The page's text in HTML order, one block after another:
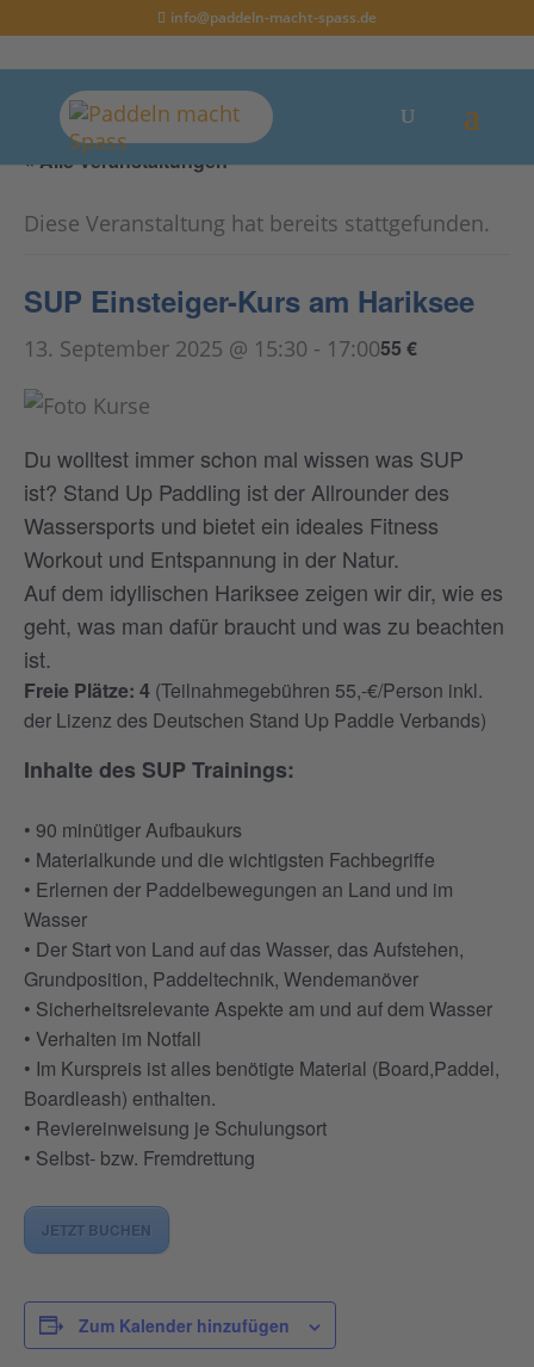
info@paddeln-macht-spass.de
« Alle Veranstaltungen
Diese Veranstaltung hat bereits stattgefunden.
SUP Einsteiger-Kurs am Hariksee
13. September 2025 @ 15:30 - 17:0055 €
Du wolltest immer schon mal wissen was SUP
ist? Stand Up Paddling ist der Allrounder des
Wassersports und bietet ein ideales Fitness
Workout und Entspannung in der Natur.
Auf dem idyllischen Hariksee zeigen wir dir, wie es
geht, was man dafür braucht und was zu beachten
ist.
Freie Plätze: 4 (Teilnahmegebühren 55,-€/Person inkl.
der Lizenz des Deutschen Stand Up Paddle Verbands)
Inhalte des SUP Trainings:
• 90 minütiger Aufbaukurs
• Materialkunde und die wichtigsten Fachbegriffe
• Erlernen der Paddelbewegungen an Land und im
Wasser
• Der Start von Land auf das Wasser, das Aufstehen,
Grundposition, Paddeltechnik, Wendemanöver
• Sicherheitsrelevante Aspekte am und auf dem Wasser
• Verhalten im Notfall
• Im Kurspreis ist alles benötigte Material (Board,Paddel,
Boardleash) enthalten.
• Reviereinweisung je Schulungsort
• Selbst- bzw. Fremdrettung
JETZT BUCHEN
Zum Kalender hinzufügen